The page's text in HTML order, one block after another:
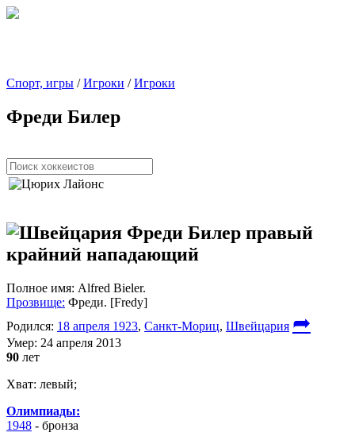
Спорт, игры /Игроки /Игроки
Фреди Билер
Фреди Билер правый
крайний нападающий
Полное имя: Alfred Bieler.
Прозвище: Фреди. [Fredy]
Родился: 18 апреля 1923, Санкт-Мориц, Швейцария ➦
Умер: 24 апреля 2013
90 лет
Хват: левый;
Олимпиады:
1948 - бронза